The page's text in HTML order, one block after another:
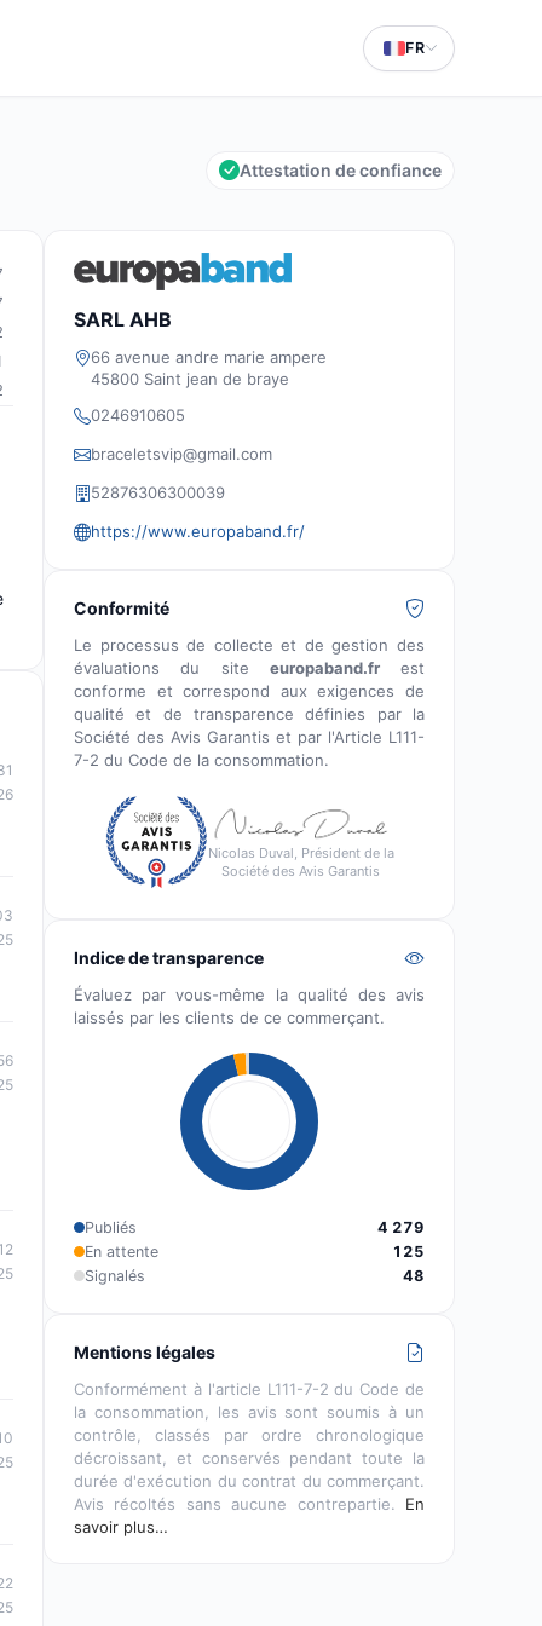
FR
Attestation de confiance
SARL AHB
66 avenue andre marie ampere
45800 Saint jean de braye
0246910605
braceletsvip@gmail.com
52876306300039
https://www.europaband.fr/
Conformité
Le processus de collecte et de gestion des
évaluations du site europaband.frest
conforme et correspond aux exigences de
qualité et de transparence définies par la
Société des Avis Garantis et par l'Article L111-
7-2 du Code de la consommation.
Nicolas Duval, Président de la
Société des Avis Garantis
Indice de transparence
Évaluez par vous-même la qualité des avis
laissés par les clients de ce commerçant.
Publiés
4 279
En attente
125
Signalés
48
Mentions légales
Conformément à l'article L111-7-2 du Code de
la consommation, les avis sont soumis à un
contrôle, classés par ordre chronologique
décroissant, et conservés pendant toute la
durée d'exécution du contrat du commerçant.
Avis récoltés sans aucune contrepartie. En
savoir plus…